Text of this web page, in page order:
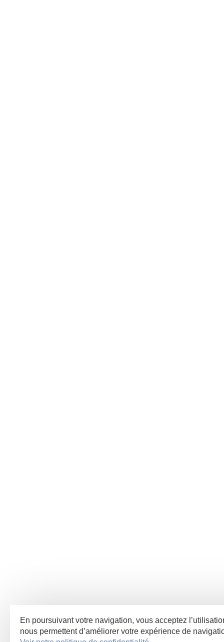
En poursuivant votre navigation, vous acceptez
nous permettent d’améliorer votre expérience de